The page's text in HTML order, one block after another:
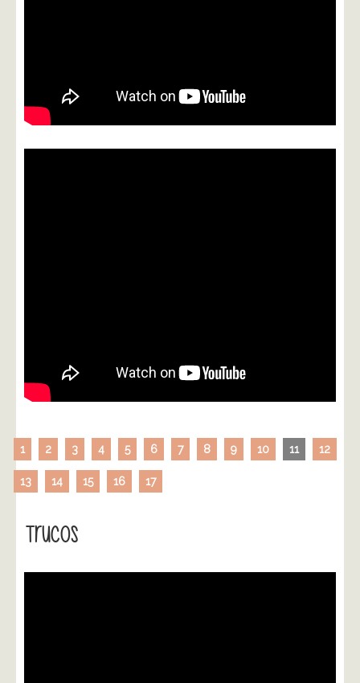
1 2 3 4 5 6 7 8 9 10 11 12
13 14 15 16 17
Trucos